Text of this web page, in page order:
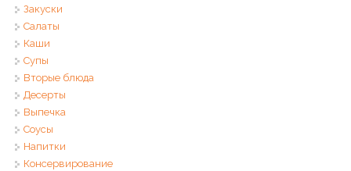
Закуски
Салаты
Каши
Супы
Вторые блюда
Десерты
Выпечка
Соусы
Напитки
Консервирование